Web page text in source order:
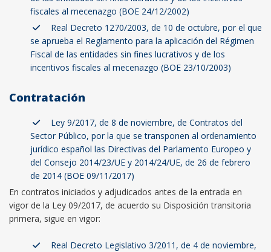
fiscales al mecenazgo (BOE 24/12/2002)
Real Decreto 1270/2003, de 10 de octubre, por el que
se aprueba el Reglamento para la aplicación del Régimen
Fiscal de las entidades sin fines lucrativos y de los
incentivos fiscales al mecenazgo (BOE 23/10/2003)
Contratación
Ley 9/2017, de 8 de noviembre, de Contratos del
Sector Público, por la que se transponen al ordenamiento
jurídico español las Directivas del Parlamento Europeo y
del Consejo 2014/23/UE y 2014/24/UE, de 26 de febrero
de 2014 (BOE 09/11/2017)
En contratos iniciados y adjudicados antes de la entrada en
vigor de la Ley 09/2017, de acuerdo su Disposición transitoria
primera, sigue en vigor:
Real Decreto Legislativo 3/2011, de 4 de noviembre,